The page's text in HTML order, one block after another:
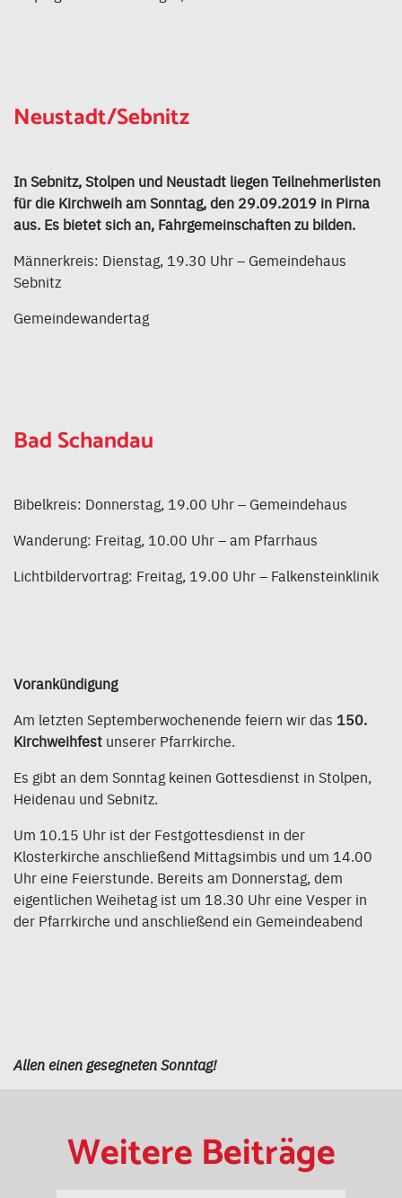
Neustadt/Sebnitz
In Sebnitz, Stolpen und Neustadt liegen Teilnehmerlisten
für die Kirchweih am Sonntag, den 29.09.2019 in Pirna
aus. Es bietet sich an, Fahrgemeinschaften zu bilden.
Männerkreis: Dienstag, 19.30 Uhr – Gemeindehaus
Sebnitz
Gemeindewandertag
Bad Schandau
Bibelkreis: Donnerstag, 19.00 Uhr – Gemeindehaus
Wanderung: Freitag, 10.00 Uhr – am Pfarrhaus
Lichtbildervortrag: Freitag, 19.00 Uhr – Falkensteinklinik
Vorankündigung
Am letzten Septemberwochenende feiern wir das 150.
Kirchweihfest unserer Pfarrkirche.
Es gibt an dem Sonntag keinen Gottesdienst in Stolpen,
Heidenau und Sebnitz.
Um 10.15 Uhr ist der Festgottesdienst in der
Klosterkirche anschließend Mittagsimbis und um 14.00
Uhr eine Feierstunde. Bereits am Donnerstag, dem
eigentlichen Weihetag ist um 18.30 Uhr eine Vesper in
der Pfarrkirche und anschließend ein Gemeindeabend
Allen einen gesegneten Sonntag!
Weitere Beiträge